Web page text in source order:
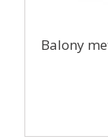
Balony